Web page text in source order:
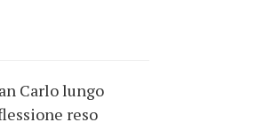
Carlo lungo
reso